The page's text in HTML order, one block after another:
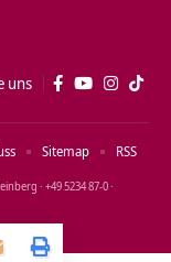
uns
· +49 5234 87‑0 ·
Sitemap RSS